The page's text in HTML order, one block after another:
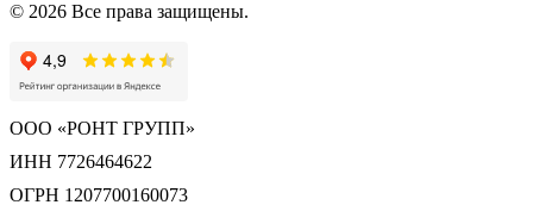
© 2026 Все права защищены.
ООО «РОНТ ГРУПП»
ИНН 7726464622
ОГРН 1207700160073